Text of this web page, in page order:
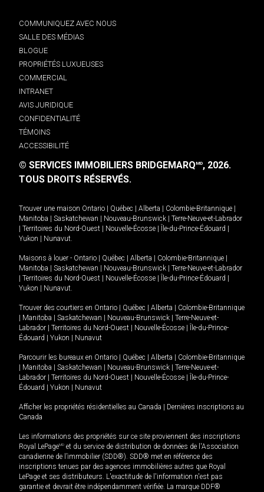
COMMUNIQUEZ AVEC NOUS
SALLE DES MÉDIAS
BLOGUE
PROPRIÉTÉS LUXUEUSES
COMMERCIAL
INTRANET
AVIS JURIDIQUE
CONFIDENTIALITÉ
TÉMOINS
ACCESSIBILITÉ
© SERVICES IMMOBILIERS BRIDGEMARQMD, 2026.
TOUS DROITS RÉSERVÉS.
Trouver une maison Ontario Québec Alberta Colombie-Britannique
Manitoba
Saskatchewan Nouveau-Brunswick
Terre-Neuve-et-Labrador
Territoires du Nord-Ouest Nouvelle-Écosse Île-du-Prince-Édouard
Yukon
Nunavut.
Maisons à louer - Ontario Québec Alberta Colombie-Britannique
Manitoba
Saskatchewan Nouveau-Brunswick
Terre-Neuve-et-Labrador
Territoires du Nord-Ouest Nouvelle-Écosse Île-du-Prince-Édouard
Yukon
Nunavut.
Trouver des courtiers en Ontario Québec Alberta
Colombie-Britannique
Manitoba Saskatchewan Nouveau-Brunswick
Terre-Neuve-et-
Labrador
Territoires du Nord-Ouest Nouvelle-Écosse
Île-du-Prince-
Édouard
Yukon Nunavut
Parcourir les bureaux en Ontario Québec Alberta
Colombie-Britannique
Manitoba Saskatchewan Nouveau-Brunswick
Terre-Neuve-et-
Labrador
Territoires du Nord-Ouest Nouvelle-Écosse
Île-du-Prince-
Édouard
Yukon Nunavut
Afficher les propriétés résidentielles au Canada
Dernières inscriptions au
Canada
Les informations des propriétés sur ce site proviennent des inscriptions
Royal LePageMD et du service de distribution de données de l'Association
canadienne de l’immobilier (SDD®). SDD® met en référence des
inscriptions tenues par des agences immobilières autres que Royal
LePage et ses distributeurs. L'exactitude de l'information n'est pas
garantie et devrait être indépendamment vérifiée. La marque DDF®